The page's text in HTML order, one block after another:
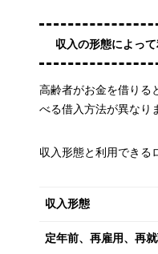
収入の形態によっ
高齢者がお金を借りる
べる借入方法が異なり
収入形態と利用できる
収入形態
定年前、再雇用、再